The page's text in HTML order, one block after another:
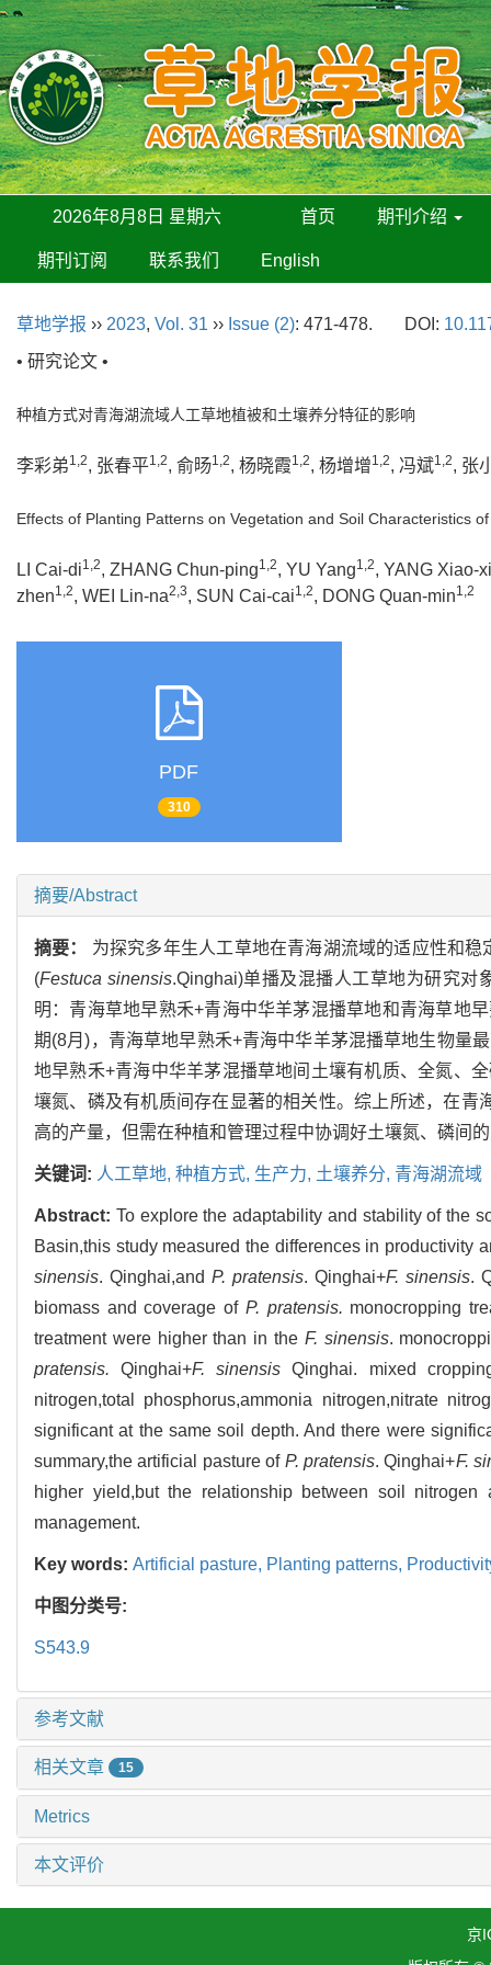
2026年8月8日 星期六 首页 期刊介绍
期刊订阅 联系我们 English
草地学报 ›› 2023, Vol. 31 ›› Issue (2): 471-478. DOI:
• 研究论文 •
种植方式对青海湖流域人工草地植被和土壤养分特征的影响
李彩弟1,2, 张春平1,2, 俞旸1,2, 杨晓霞1,2, 杨增增1,2, 冯斌1,2, 张
Effects of Planting Patterns on Vegetation and Soil Characteristics
LI Cai-di1,2, ZHANG Chun-ping1,2, YU Yang1,2, YANG Xiao-
zhen1,2, WEI Lin-na2,3, SUN Cai-cai1,2, DONG Quan-min1,2
PDF
310
摘要/Abstract
摘要： 为探究多年生人工草地在青海湖流域的适应性和
(Festuca sinensis.Qinghai)单播及混播人工草地为研究对
明：青海草地早熟禾+青海中华羊茅混播草地和青海草地
期(8月)，青海草地早熟禾+青海中华羊茅混播草地生物量
地早熟禾+青海中华羊茅混播草地间土壤有机质、全氮、
壤氮、磷及有机质间存在显著的相关性。综上所述，在
高的产量，但需在种植和管理过程中协调好土壤氮、磷间
关键词: 人工草地, 种植方式, 生产力, 土壤养分, 青海湖流域
Abstract: To explore the adaptability and stability of the
Basin,this study measured the differences in productivity
sinensis. Qinghai,andP. pratensis. Qinghai+F. sinensis.
biomass and coverage of P. pratensis. monocropping
treatment were higher than in the F. sinensis.
pratensis. Qinghai+F. sinensis Qinghai. mixed
nitrogen,total phosphorus,ammonia nitrogen,nitrate
significant at the same soil depth. And there were
summary,the artificial pasture of P. pratensis. Qinghai+F.
higher yield,but the relationship between soil
management.
Key words: Artificial pasture, Planting patterns,
中图分类号:
S543.9
参考文献
相关文章 15
Metrics
本文评价
京